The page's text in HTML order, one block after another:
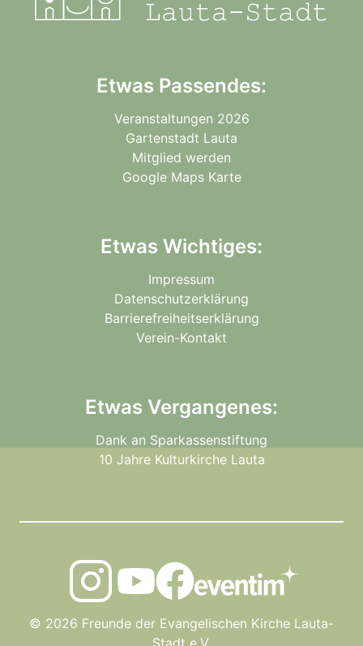
Etwas Passendes:
Veranstaltungen 2026
Gartenstadt Lauta
Mitglied werden
Google Maps Karte
Etwas Wichtiges:
Impressum
Datenschutzerklärung
Barrierefreiheitserklärung
Verein-Kontakt
Etwas Vergangenes:
Dank an Sparkassenstiftung
10 Jahre Kulturkirche Lauta
© 2026 Freunde der Evangelischen Kirche Lauta-
Stadt e.V.